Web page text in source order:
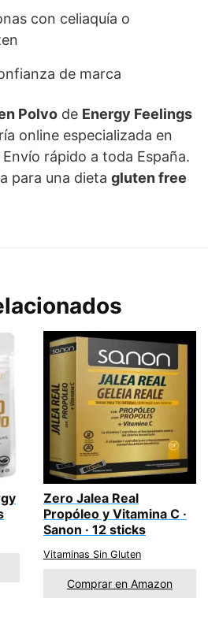
con celiaquía o
de marca
Polvo de Energy Feelings
online especializada en
Envío rápido a toda España.
para una dieta gluten free
Zero Jalea Real
Propóleo y Vitamina C ·
Sanon · 12 sticks
Vitaminas Sin Gluten
Comprar en Amazon